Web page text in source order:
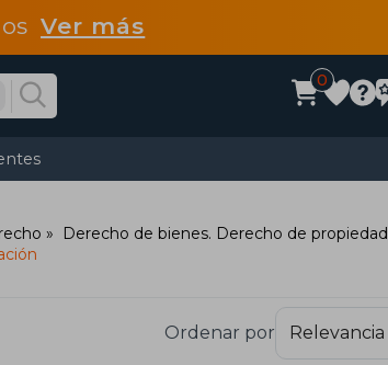
Ver más
0
Derecho de bienes. Derecho de propiedad
Ordenar por